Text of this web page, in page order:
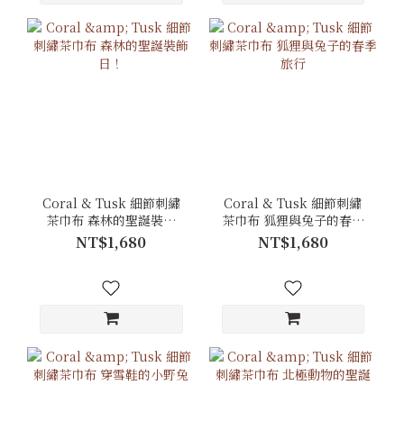
Coral & Tusk 細節刺繡
茶巾布 森林的聖誕裝飾
日！
NT$1,680
Coral & Tusk 細節刺繡
茶巾布 狐狸與兔子的春季
旅行
NT$1,680